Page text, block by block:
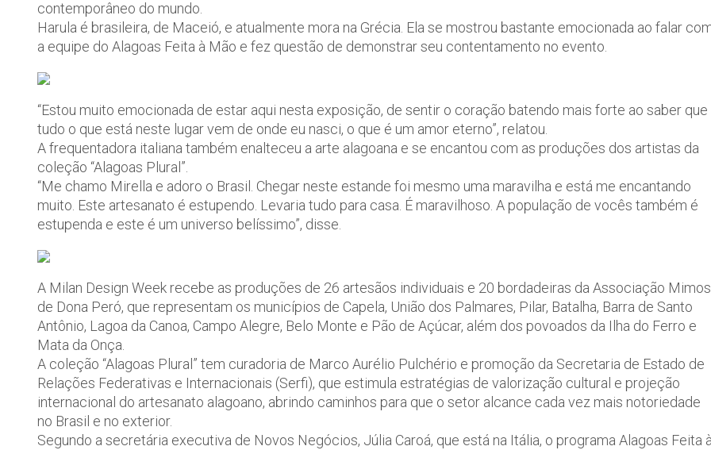
contemporâneo do mundo.
Harula é brasileira, de Maceió, e atualmente mora na Grécia. Ela se mostrou bastante emocionada ao falar
a equipe do Alagoas Feita à Mão e fez questão de demonstrar seu contentamento no evento.
“Estou muito emocionada de estar aqui nesta exposição, de sentir o coração batendo mais forte ao saber que
tudo o que está neste lugar vem de onde eu nasci, o que é um amor eterno”, relatou.
A frequentadora italiana também enalteceu a arte alagoana e se encantou com as produções dos artistas da
coleção “Alagoas Plural”.
“Me chamo Mirella e adoro o Brasil. Chegar neste estande foi mesmo uma maravilha e está me encantando
muito. Este artesanato é estupendo. Levaria tudo para casa. É maravilhoso. A população de vocês também é
estupenda e este é um universo belíssimo”, disse.
A Milan Design Week recebe as produções de 26 artesãos individuais e 20 bordadeiras da Associação Mimos
de Dona Peró, que representam os municípios de Capela, União dos Palmares, Pilar, Batalha, Barra de Santo
Antônio, Lagoa da Canoa, Campo Alegre, Belo Monte e Pão de Açúcar, além dos povoados da Ilha do Ferro e
Mata da Onça.
A coleção “Alagoas Plural” tem curadoria de Marco Aurélio Pulchério e promoção da Secretaria de Estado de
Relações Federativas e Internacionais (Serfi), que estimula estratégias de valorização cultural e projeção
internacional do artesanato alagoano, abrindo caminhos para que o setor alcance cada vez mais notoriedade
no Brasil e no exterior.
Segundo a secretária executiva de Novos Negócios, Júlia Caroá, que está na Itália, o programa Alagoas Feita